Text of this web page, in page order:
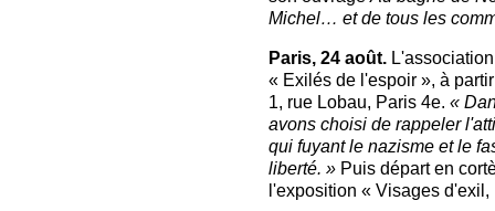
Michel… et de tous les
Paris, 24 août.
« Exilés de l'espoir », à
1, rue Lobau, Paris 4e. «
avons choisi de rappeler
qui fuyant le nazisme et le
liberté. »Puis départ en
l'exposition « Visages